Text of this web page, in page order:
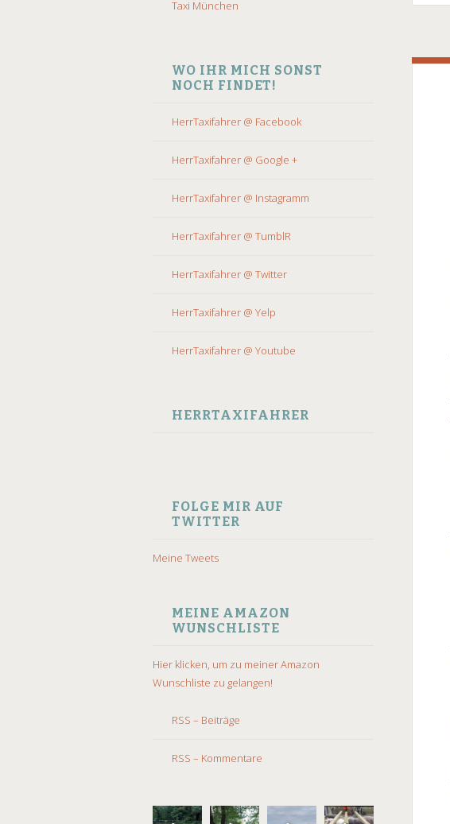
Taxi München
WO IHR MICH SONST
NOCH FINDET!
HerrTaxifahrer @ Facebook
HerrTaxifahrer @ Google +
HerrTaxifahrer @ Instagramm
HerrTaxifahrer @ TumblR
HerrTaxifahrer @ Twitter
HerrTaxifahrer @ Yelp
HerrTaxifahrer @ Youtube
HERRTAXIFAHRER
FOLGE MIR AUF
TWITTER
Meine Tweets
MEINE AMAZON
WUNSCHLISTE
Hier klicken, um zu meiner Amazon
Wunschliste zu gelangen!
RSS – Beiträge
RSS – Kommentare